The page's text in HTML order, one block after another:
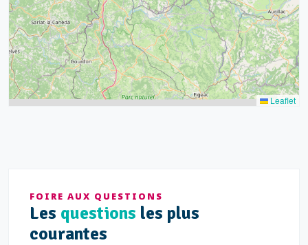
Leaflet
FOIRE AUX QUESTIONS
Les questions les plus
courantes